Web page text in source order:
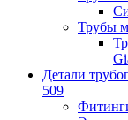
Трубы
Детали
509